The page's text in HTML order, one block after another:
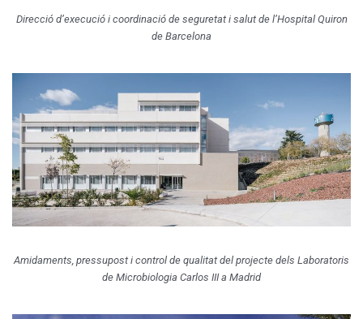
Direcció d’execució i coordinació de seguretat i salut de l’Hospital Quiron
de Barcelona
Amidaments, pressupost i control de qualitat del projecte dels Laboratoris
de Microbiologia Carlos III a Madrid